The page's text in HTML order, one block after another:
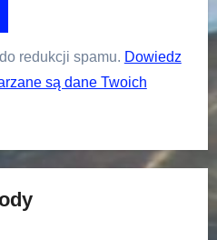
redukcji spamu. Dowiedz
są dane Twoich